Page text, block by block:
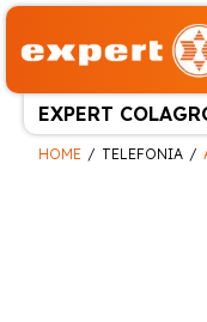
EXPERT
HOME TELEFONIA